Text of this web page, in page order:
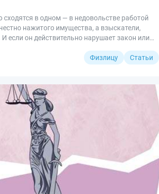
сходятся в одном — в недовольстве работой
нажитого имущества, а взыскатели,
он действительно нарушает закон или
Физлицу Статьи